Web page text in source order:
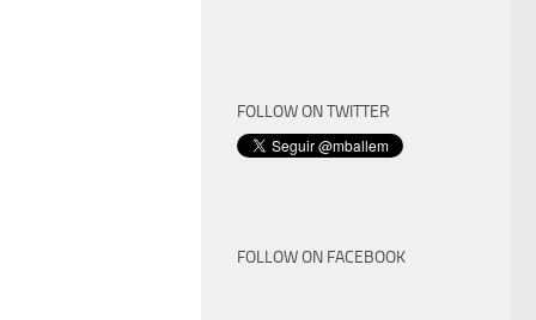
FOLLOW ON TWITTER
FOLLOW ON FACEBOOK